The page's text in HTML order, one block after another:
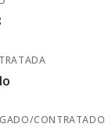
CONTRATADO